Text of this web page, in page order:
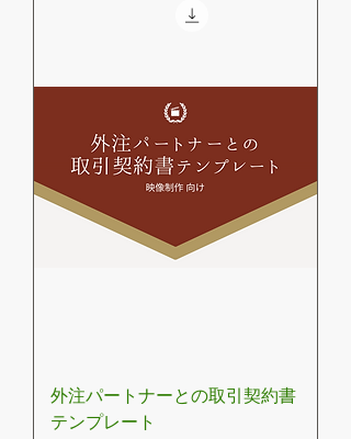
外注パートナーとの取引契約書
テンプレート